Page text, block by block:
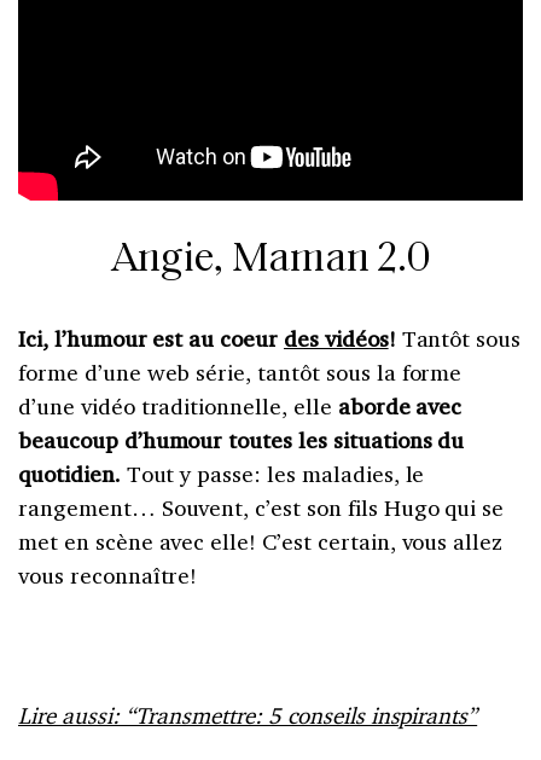
Angie, Maman 2.0
Ici, l’humour est au coeur des vidéos! Tantôt sous
forme d’une web série, tantôt sous la forme
d’une vidéo traditionnelle, elle aborde avec
beaucoup d’humour toutes les situations du
quotidien. Tout y passe: les maladies, le
rangement… Souvent, c’est son fils Hugo qui se
met en scène avec elle! C’est certain, vous allez
vous reconnaître!
Lire aussi: “Transmettre: 5 conseils inspirants”